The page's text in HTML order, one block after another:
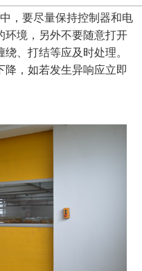
，要尽量保持控制器和电
环境，另外不要随意打开
、打结等应及时处理。
降，如若发生异响应立即